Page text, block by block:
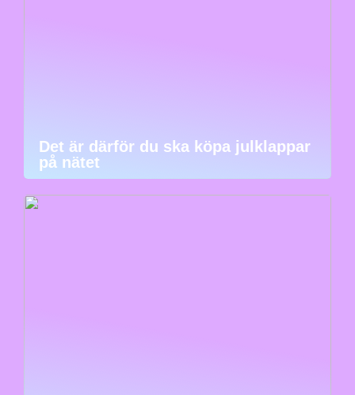
Det är därför du ska köpa julklappar
på nätet